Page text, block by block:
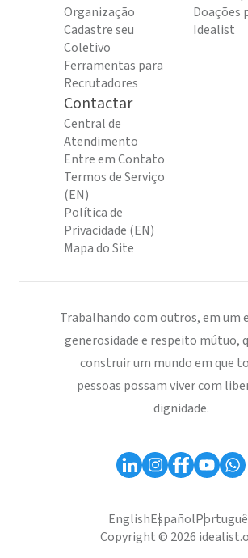
Organização
Cadastre seu
Coletivo
Ferramentas para
Recrutadores
Doações
Idealist
Contactar
Central de
Atendimento
Entre em Contato
Termos de Serviço
(EN)
Política de
Privacidade (EN)
Mapa do Site
Trabalhando com outros, em um
generosidade e respeito mútuo,
construir um mundo em que
pessoas possam viver com
dignidade.
EnglishEspañol
Copyright © 2026